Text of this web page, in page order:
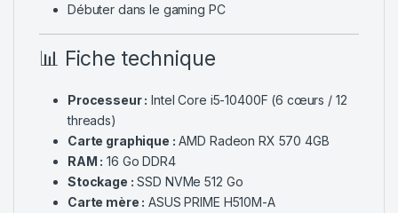
Débuter dans le gaming PC
📊 Fiche technique
Processeur : Intel Core i5-10400F (6 cœurs / 12
threads)
Carte graphique : AMD Radeon RX 570 4GB
RAM : 16 Go DDR4
Stockage : SSD NVMe 512 Go
Carte mère : ASUS PRIME H510M-A